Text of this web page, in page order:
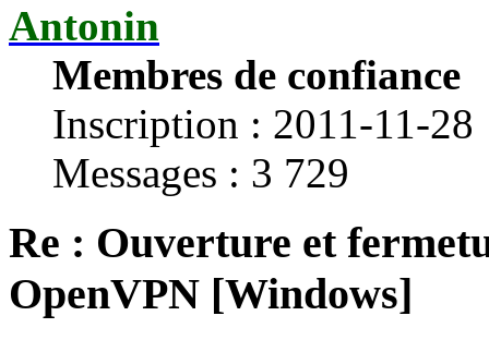
Antonin
Membres de confiance
Inscription : 2011-11-28
Messages : 3 729
Re : Ouverture et
OpenVPN [Windows]